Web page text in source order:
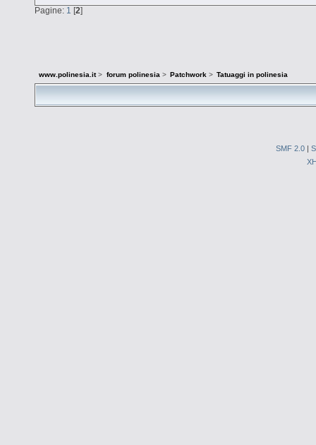
Pagine: 1 [2]
www.polinesia.it> forum polinesia > Patchwork > Tatuaggi in polinesia
SMF 2.0 |